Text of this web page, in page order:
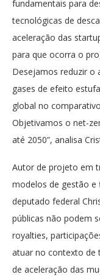
fundamentais para
tecnológicas de
aceleração das
para que ocorra o
Desejamos reduzir o
gases de efeito
global no
Objetivamos o net-
até 2050”, analisa
Autor de projeto em
modelos de gestão e
deputado federal
públicas não podem
royalties,
atuar no contexto de
de aceleração das